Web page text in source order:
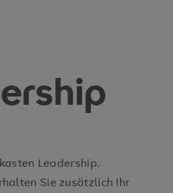
Leadership.
Sie zusätzlich Ihr